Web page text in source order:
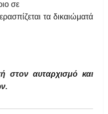
σε
τα δικαιώματά
στον αυταρχισμό και